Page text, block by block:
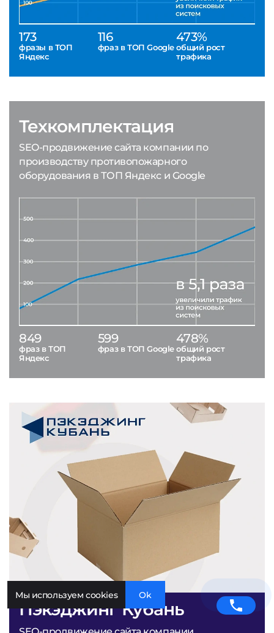
173
фразы в ТОП
Яндекс
116
фраз в ТОП Google
473%
общий рост
трафика
Пэкэджинг Кубань
Техкомплектация
SEO-продвижение сайта компании по
производству противопожарного
оборудования в ТОП Яндекс и Google
849
фраз в ТОП
Яндекс
599
фраз в ТОП Google
478%
общий рост
трафика
Мы используем cookies Ok